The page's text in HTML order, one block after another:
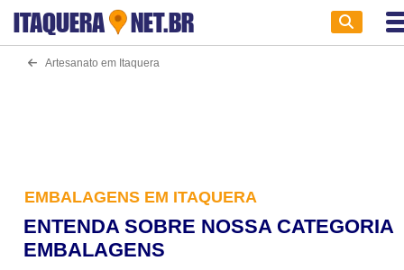
ITAQUERA NET.BR
Artesanato em Itaquera
EMBALAGENS EM ITAQUERA
ENTENDA SOBRE NOSSA CATEGORIA
EMBALAGENS